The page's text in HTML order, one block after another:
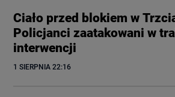
Ciało przed blokiem w
Policjanci zaatakowani w
interwencji
1 SIERPNIA 22:16